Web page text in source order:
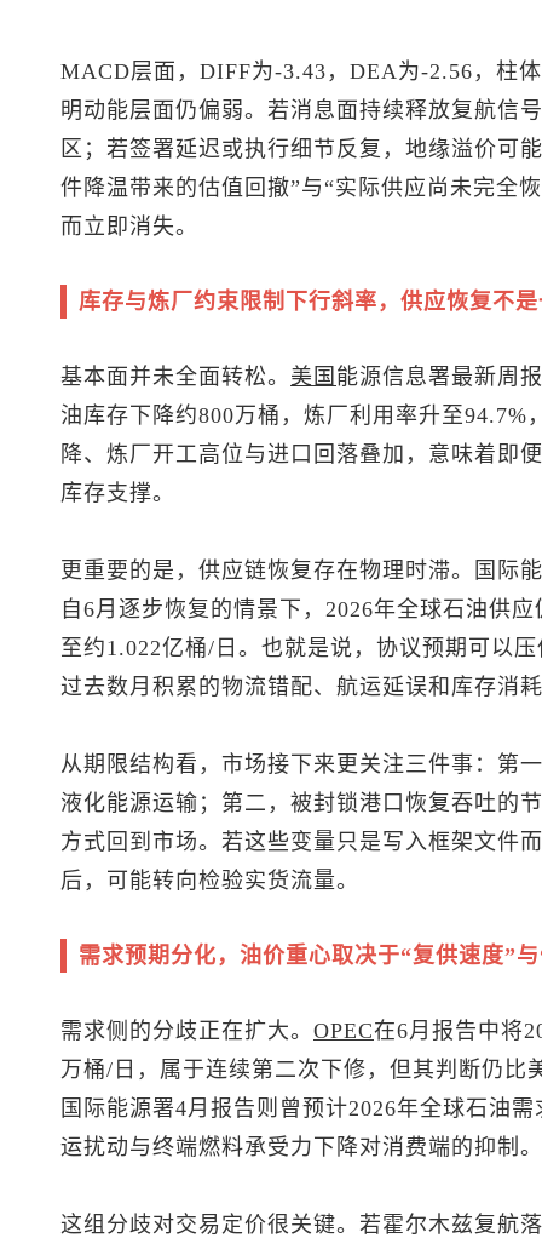
MACD层面，DIFF为-3.43，DEA为-2.56，柱
明动能层面仍偏弱。若消息面持续释放复航信
区；若签署延迟或执行细节反复，地缘溢价可
件降温带来的估值回撤”与“实际供应尚未完全
而立即消失。
库存与炼厂约束限制下行斜率，供应恢复不
基本面并未全面转松。 美国 能源信息署最新周
油库存下降约800万桶，炼厂利用率升至
降、炼厂开工高位与进口回落叠加，意味着即
库存支撑。
更重要的是，供应链恢复存在物理时滞。国际
自6月逐步恢复的情景下，2026年全球石油供
至约1.022亿桶/日。也就是说，协议预期可以
过去数月积累的物流错配、航运延误和库存消
从期限结构看，市场接下来更关注三件事：第
液化能源运输；第二，被封锁港口恢复吞吐的
方式回到市场。若这些变量只是写入框架文件
后，可能转向检验实货流量。
需求预期分化，油价重心取决于“复供速度”
需求侧的分歧正在扩大。 OPEC在6月报告中将
万桶/日，属于连续第二次下修，但其判断仍比
国际能源署4月报告则曾预计2026年全球石油
运扰动与终端燃料承受力下降对消费端的抑制。
这组分歧对交易定价很关键。若霍尔木兹复航